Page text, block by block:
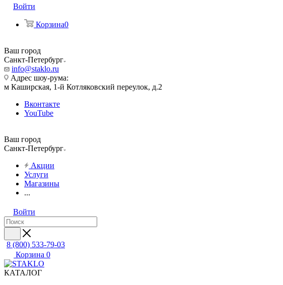
Войти
Корзина0
Ваш город
Санкт-Петербург
info@staklo.ru
Адрес шоу-рума:
м Каширская, 1-й Котляковский переулок, д.2
Вконтакте
YouTube
Ваш город
Санкт-Петербург
Акции
Услуги
Магазины
...
Войти
8 (800) 533-79-03
Корзина 0
КАТАЛОГ